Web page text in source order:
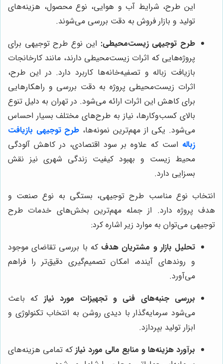
این طرح، شرایط آب و هوایی، نوع محصول، هزینه‌های
تولید و بازار فروش به دقت بررسی می‌شوند.
طرح توجیهی زیست‌محیطی: این نوع طرح توجیهی برای
پروژه‌هایی که اثرات زیست‌محیطی دارند، مانند کارخانجات
بازیافت زباله و تصفیه‌خانه‌ها کاربرد دارد. در این طرح،
اثرات زیست‌محیطی پروژه به دقت بررسی و راهکارهایی
برای کاهش این اثرات ارائه می‌شود. در تهران به دلیل تنوع
بالای کسب‌وکارها، نیاز به طرح‌های مختلف بسیار احساس
می‌شود. یکی از مهم‌ترین نمونه‌ها، طرح توجیهی بازیافت
زباله است که علاوه بر سود اقتصادی، در کاهش آلودگی
محیط زیست و بهبود کیفیت زندگی شهری نیز نقش
بسزایی دارد.
انتخاب نوع مناسب طرح توجیهی، بستگی به نوع صنعت و
هدف پروژه دارد. از جمله مهم‌ترین بخش‌های خدمات طرح
توجیهی می‌توان به موارد زیر اشاره کرد:
تحلیل بازار و مشتریان هدف که با بررسی تقاضای موجود
و روندهای آینده، امکان تصمیم‌گیری دقیق‌تر را فراهم
می‌آورد.
بررسی جنبه‌های فنی و تجهیزات مورد نیاز که باعث
می‌شود سرمایه‌گذار با دیدی روشن به انتخاب تکنولوژی و
ابزار تولید بپردازد.
برآورد هزینه‌ها و منابع مالی مورد نیاز که تمامی هزینه‌های